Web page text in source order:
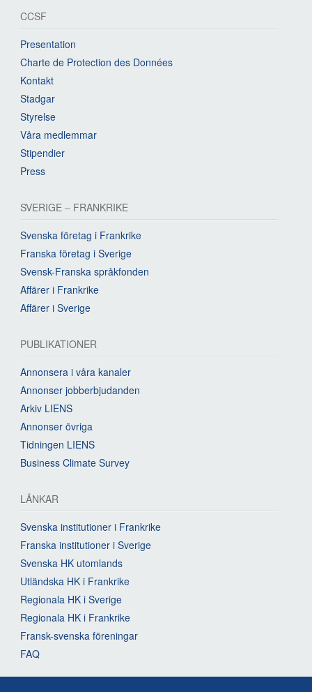
CCSF
Presentation
Charte de Protection des Données
Kontakt
Stadgar
Styrelse
Våra medlemmar
Stipendier
Press
SVERIGE – FRANKRIKE
Svenska företag i Frankrike
Franska företag i Sverige
Svensk-Franska språkfonden
Affärer i Frankrike
Affärer i Sverige
PUBLIKATIONER
Annonsera i våra kanaler
Annonser jobberbjudanden
Arkiv LIENS
Annonser övriga
Tidningen LIENS
Business Climate Survey
LÄNKAR
Svenska institutioner i Frankrike
Franska institutioner i Sverige
Svenska HK utomlands
Utländska HK i Frankrike
Regionala HK i Sverige
Regionala HK i Frankrike
Fransk-svenska föreningar
FAQ